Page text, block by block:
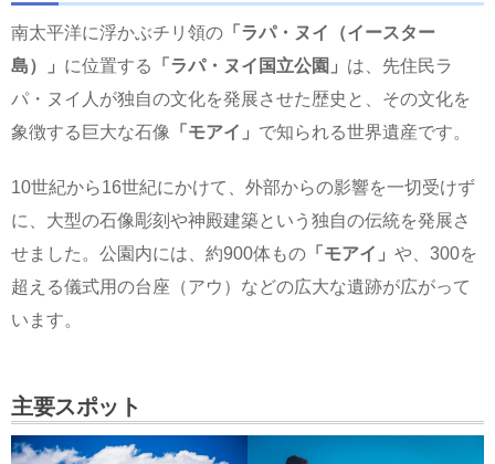
南太平洋に浮かぶチリ領の 「ラパ・ヌイ（イースター
島）」 に位置する 「ラパ・ヌイ国立公園」 は、先住民ラ
パ・ヌイ人が独自の文化を発展させた歴史と、その文化を
象徴する巨大な石像
「モアイ」 で知られる世界遺産です。
10世紀から16世紀にかけて、外部からの影響を一切受けず
に、大型の石像彫刻や神殿建築という独自の伝統を発展さ
せました。公園内には、約900体もの 「モアイ」 や、300を
超える儀式用の台座（アウ）などの広大な遺跡が広がって
います。
主要スポット